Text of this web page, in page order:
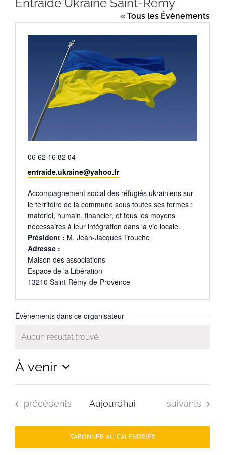
« Tous les Évènements
Téléphone
06 62 16 82 04
Email
entraide.ukraine@yahoo.fr
Accompagnement social des réfugiés ukrainiens sur
le territoire de la commune sous toutes ses formes :
matériel, humain, financier, et tous les moyens
nécessaires à leur intégration dans la vie locale.
Président : M. Jean-Jacques Trouche
Adresse :
Maison des associations
Espace de la Libération
13210 Saint-Rémy-de-Provence
Évènements dans ce organisateur
Notice
Aucun résultat trouvé.
À venir
Sélectionnez
date.
Évènements
précédents Aujourd’hui Évènements
suivants
S’ABONNER AU CALENDRIER